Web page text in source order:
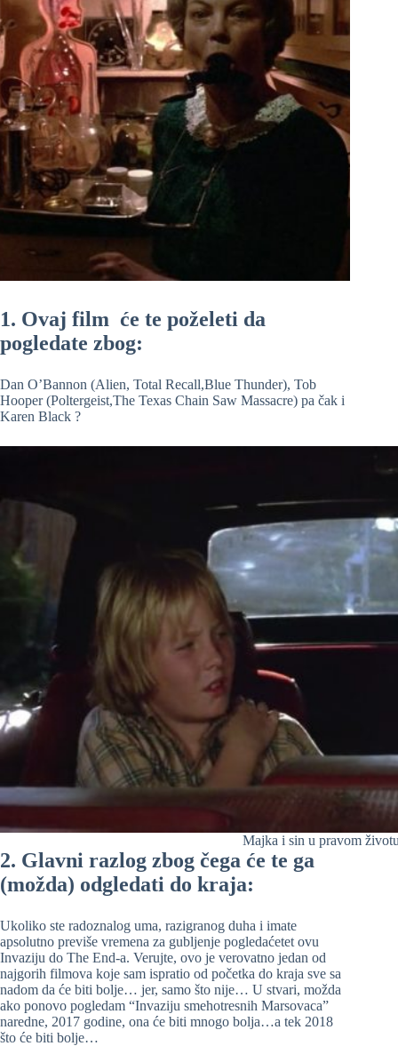
1. Ovaj film će te poželeti da
pogledate zbog:
Dan O’Bannon (Alien, Total Recall,Blue Thunder), Tob
Hooper (Poltergeist,The Texas Chain Saw Massacre) pa čak i
Karen Black ?
Majka i sin u pravom
2. Glavni razlog zbog čega će te ga
(možda) odgledati do kraja:
Ukoliko ste radoznalog uma, razigranog duha i imate
apsolutno previše vremena za gubljenje pogledaćetet ovu
Invaziju do The End-a. Verujte, ovo je verovatno jedan od
najgorih filmova koje sam ispratio od početka do kraja sve sa
nadom da će biti bolje… jer, samo što nije… U stvari, možda
ako ponovo pogledam “Invaziju smehotresnih Marsovaca”
naredne, 2017 godine, ona će biti mnogo bolja…a tek 2018
što će biti bolje…